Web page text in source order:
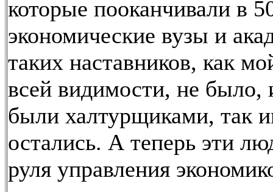
которые пооканчивали в
экономические вузы и
таких наставников, как
всей видимости, не было,
были халтурщиками, так
остались. А теперь эти
руля управления